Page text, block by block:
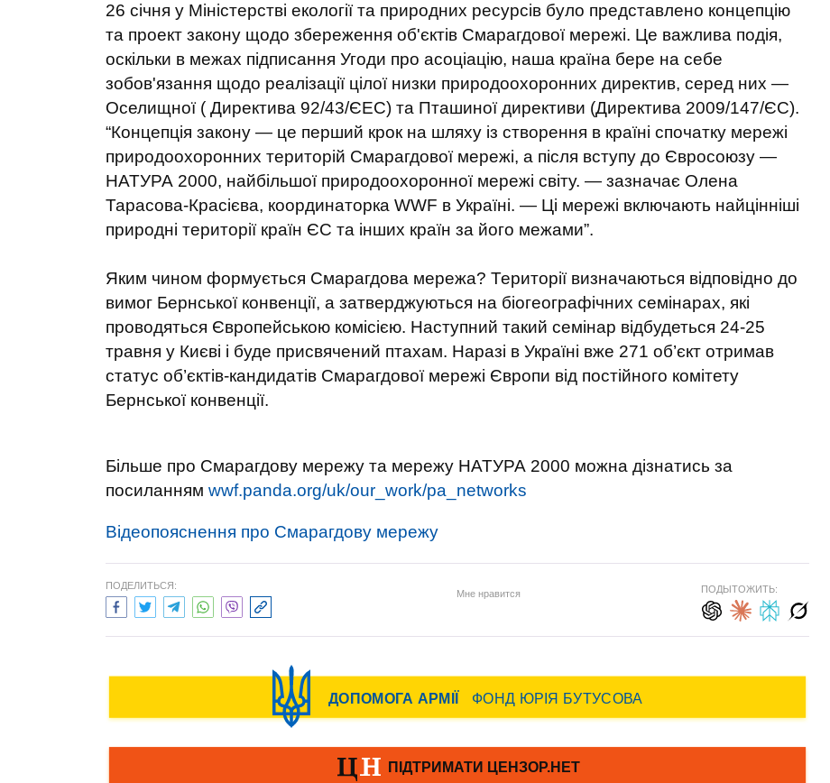
26 січня у Міністерстві екології та природних ресурсів було представлено концепцію
та проект закону щодо збереження об'єктів Смарагдової мережі. Це важлива подія,
оскільки в межах підписання Угоди про асоціацію, наша країна бере на себе
зобов'язання щодо реалізації цілої низки природоохоронних директив, серед них —
Оселищної ( Директива 92/43/ЄEC) та Пташиної директиви (Директива 2009/147/ЄС).
“Концепція закону — це перший крок на шляху із створення в країні спочатку мережі
природоохоронних територій Смарагдової мережі, а після вступу до Євросоюзу —
НАТУРА 2000, найбільшої природоохоронної мережі світу. — зазначає Олена
Тарасова-Красієва, координаторка WWF в Україні. — Ці мережі включають найцінніші
природні території країн ЄС та інших країн за його межами”.
Яким чином формується Смарагдова мережа? Території визначаються відповідно до
вимог Бернської конвенції, а затверджуються на біогеографічних семінарах, які
проводяться Європейською комісією. Наступний такий семінар відбудеться 24-25
травня у Києві і буде присвячений птахам. Наразі в Україні вже 271 об’єкт отримав
статус об’єктів-кандидатів Смарагдової мережі Європи від постійного комітету
Бернської конвенції.
Більше про Смарагдову мережу та мережу НАТУРА 2000 можна дізнатись за
посиланням wwf.panda.org/uk/our_work/pa_networks
Відеопояснення про Смарагдову мережу
ПОДЕЛИТЬСЯ:
Мне нравится ПОДЫТОЖИТЬ: